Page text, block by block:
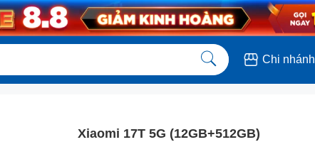
Chi nhánh
Xiaomi 17T 5G (12GB+512GB)